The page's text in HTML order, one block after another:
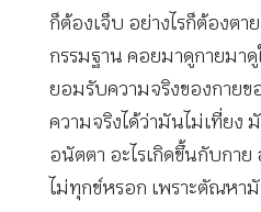
ก็ต้องเจ็บ อย่างไรก็ต้องตา
กรรมฐาน คอยมาดูกายมา
ยอมรับความจริงของกายข
ความจริงได้ว่ามันไม่เที่ยง
อนัตตา อะไรเกิดขึ้นกับกาย
ไม่ทุกข์หรอก เพราะตัณหา